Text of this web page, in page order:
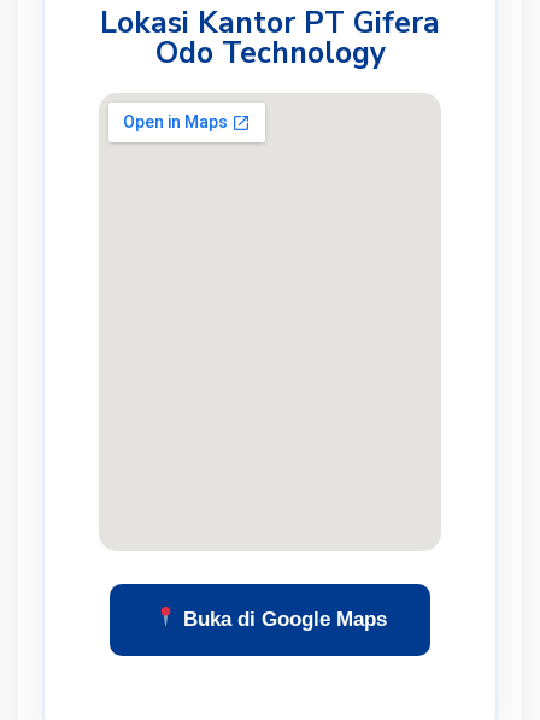
Lokasi Kantor PT Gifera
Odo Technology
Buka di Google Maps